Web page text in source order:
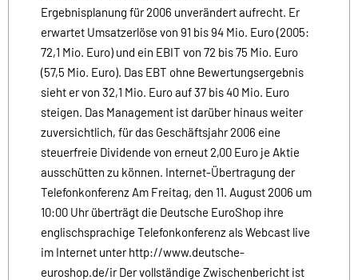
Ergebnisplanung für 2006 unverändert aufrecht. Er
erwartet Umsatzerlöse von 91 bis 94 Mio. Euro (2005:
72,1 Mio. Euro) und ein EBIT von 72 bis 75 Mio. Euro
(57,5 Mio. Euro). Das EBT ohne Bewertungsergebnis
sieht er von 32,1 Mio. Euro auf 37 bis 40 Mio. Euro
steigen. Das Management ist darüber hinaus weiter
zuversichtlich, für das Geschäftsjahr 2006 eine
steuerfreie Dividende von erneut 2,00 Euro je Aktie
ausschütten zu können. Internet-Übertragung der
Telefonkonferenz Am Freitag, den 11. August 2006 um
10:00 Uhr überträgt die Deutsche EuroShop ihre
englischsprachige Telefonkonferenz als Webcast live
im Internet unter http://www.deutsche-
euroshop.de/ir Der vollständige Zwischenbericht ist